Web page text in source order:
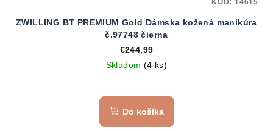
ZWILLING BT PREMIUM Gold Dámska kožená manikúra
č.97748 čierna
€244,99
Skladom (4 ks)
Do košíka
KÓD: 14615